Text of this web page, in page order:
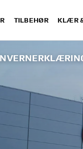
TILBEHØR KLÆR